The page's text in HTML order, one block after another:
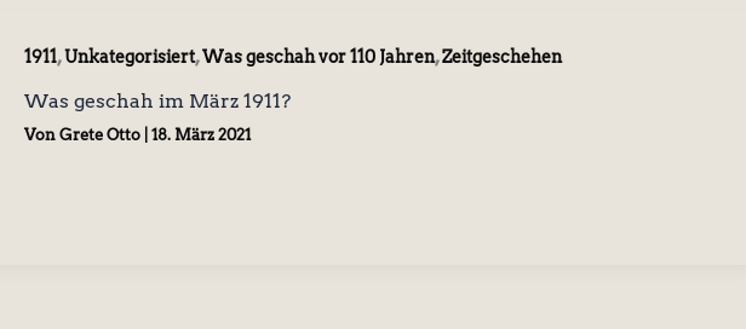
1911,Unkategorisiert,Was geschah vor 110 Jahren,Zeitgeschehen
Was geschah im März 1911?
Von Grete Otto 18. März 2021